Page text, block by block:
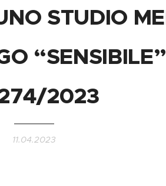
STUDIO
2023
11.04.2023